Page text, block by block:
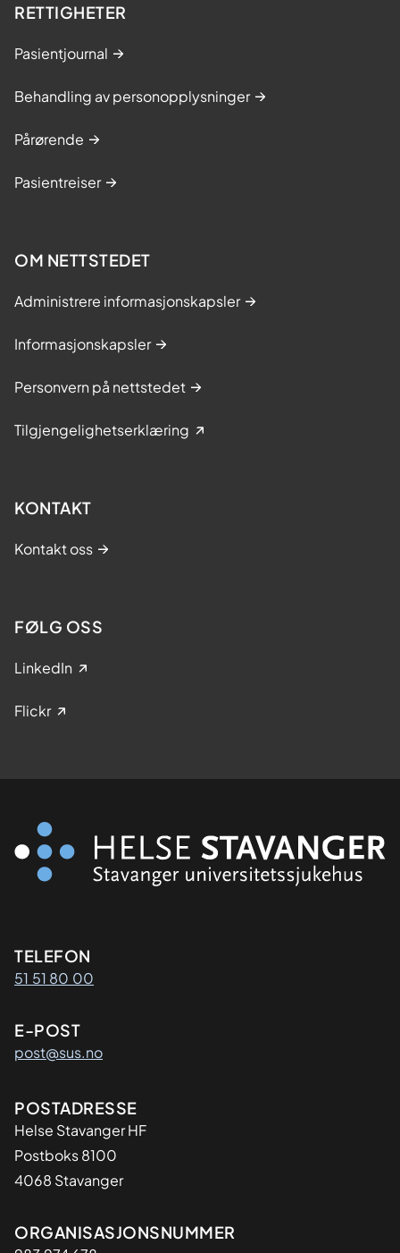
RETTIGHETER
Pasientjournal
Behandling av personopplysninger
Pårørende
Pasientreiser
OM NETTSTEDET
Administrere informasjonskapsler
Informasjonskapsler
Personvern på nettstedet
Tilgjengelighetserklæring
KONTAKT
Kontakt oss
FØLG OSS
LinkedIn
Flickr
Kontaktinformasjon
TELEFON
51 51 80 00
E-POST
post@sus.no
Adresse
POSTADRESSE
Helse Stavanger HF
Postboks 8100
4068 Stavanger
Organisasjon
ORGANISASJONSNUMMER